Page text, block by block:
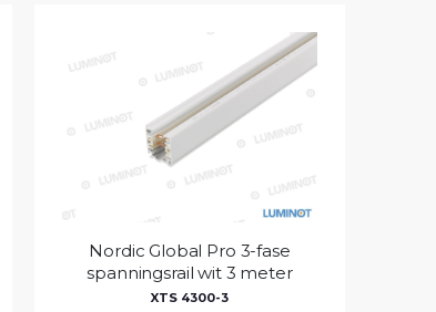
Nordic Global Pro 3-fase
spanningsrail wit 3 meter
XTS 4300-3